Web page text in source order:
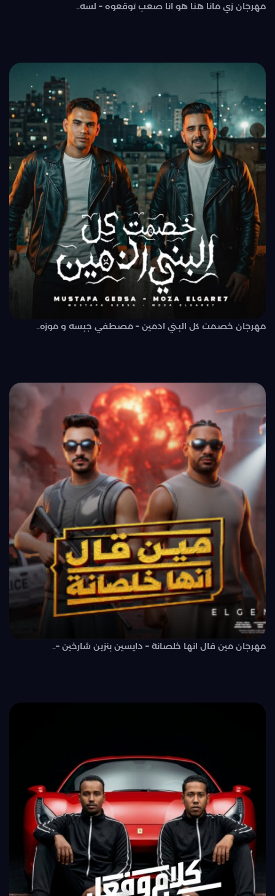
مهرجان زي مانا هنا هو انا صعب توقعوه – لسه..
مهرجان خصمت كل البني ادمين – مصطفي جبسه و موزه..
مهرجان مين قال انها خلصانة – دايسين بنزين شارخين –..